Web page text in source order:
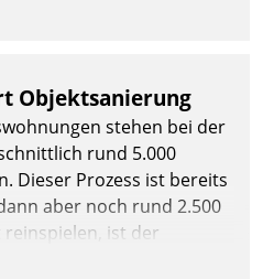
Objektsanierung
stehen bei der
rund 5.000
Dieser Prozess ist bereits
aber noch rund 2.500
ist der
immens. Im